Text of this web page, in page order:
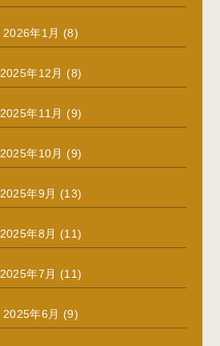
2026年1月 (8)
2025年12月 (8)
2025年11月 (9)
2025年10月 (9)
2025年9月 (13)
2025年8月 (11)
2025年7月 (11)
2025年6月 (9)